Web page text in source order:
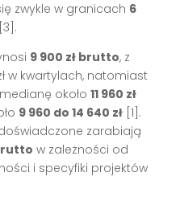
zwykle w granicach 6
9 900 zł brutto, z
w kwartylach, natomiast
około11 960 zł
9 960 do 14 640 zł [1].
zarabiają
w zależności od
i specyfiki projektów